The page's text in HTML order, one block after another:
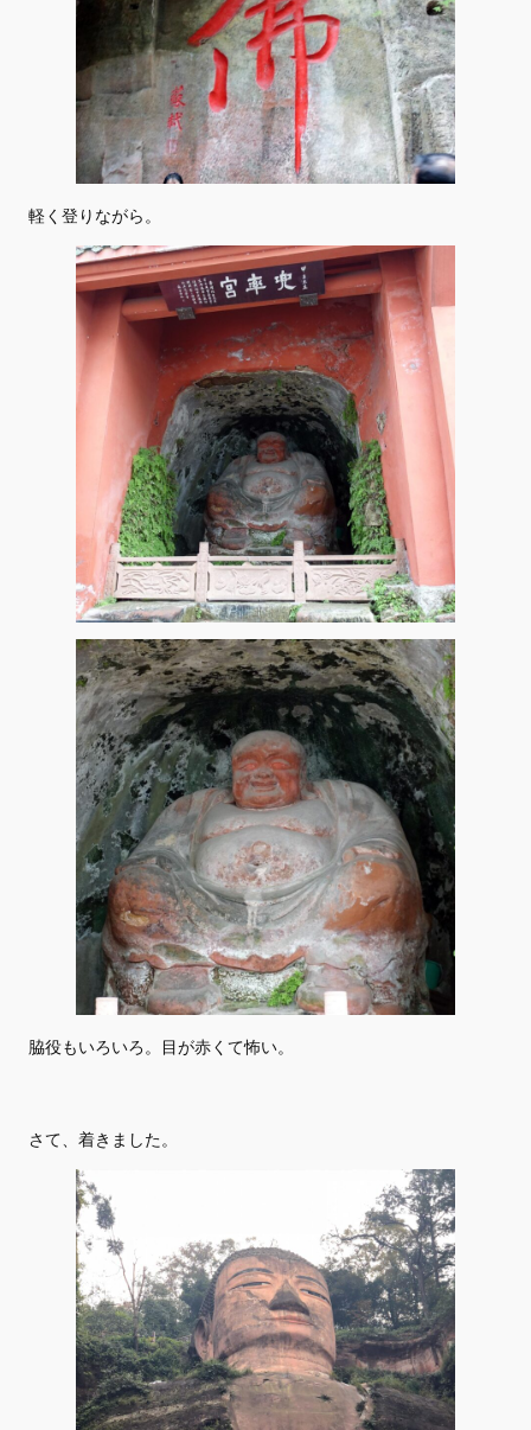
軽く登りながら。
脇役もいろいろ。目が赤くて怖い。
さて、着きました。